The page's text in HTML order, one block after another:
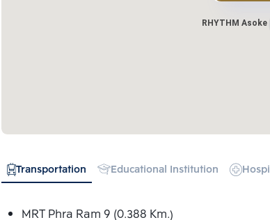
RHYTHM Asoke
Transportation Educational Institution
MRT Phra Ram 9 (0.388 Km.)